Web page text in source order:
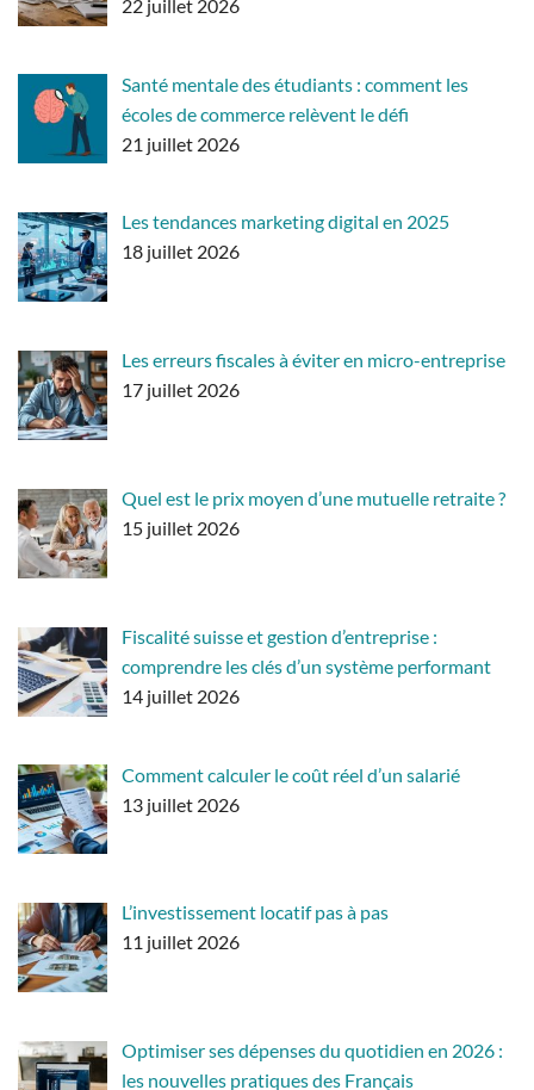
22 juillet 2026
Santé mentale des étudiants : comment les
écoles de commerce relèvent le défi
21 juillet 2026
Les tendances marketing digital en 2025
18 juillet 2026
Les erreurs fiscales à éviter en micro-entreprise
17 juillet 2026
Quel est le prix moyen d’une mutuelle retraite ?
15 juillet 2026
Fiscalité suisse et gestion d’entreprise :
comprendre les clés d’un système performant
14 juillet 2026
Comment calculer le coût réel d’un salarié
13 juillet 2026
L’investissement locatif pas à pas
11 juillet 2026
Optimiser ses dépenses du quotidien en 2026 :
les nouvelles pratiques des Français